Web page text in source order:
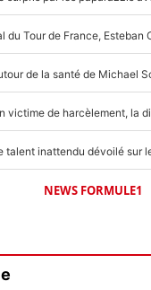
NEWS FORMULE1